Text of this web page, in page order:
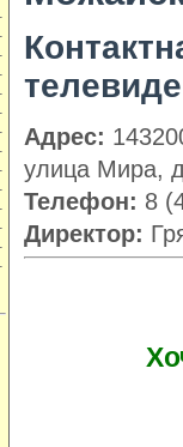
Адрес:
улица Мира,
Телефон: 8
Директор: